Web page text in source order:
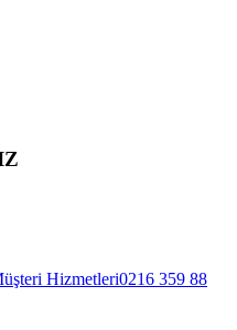
Hizmetleri0216 359 88